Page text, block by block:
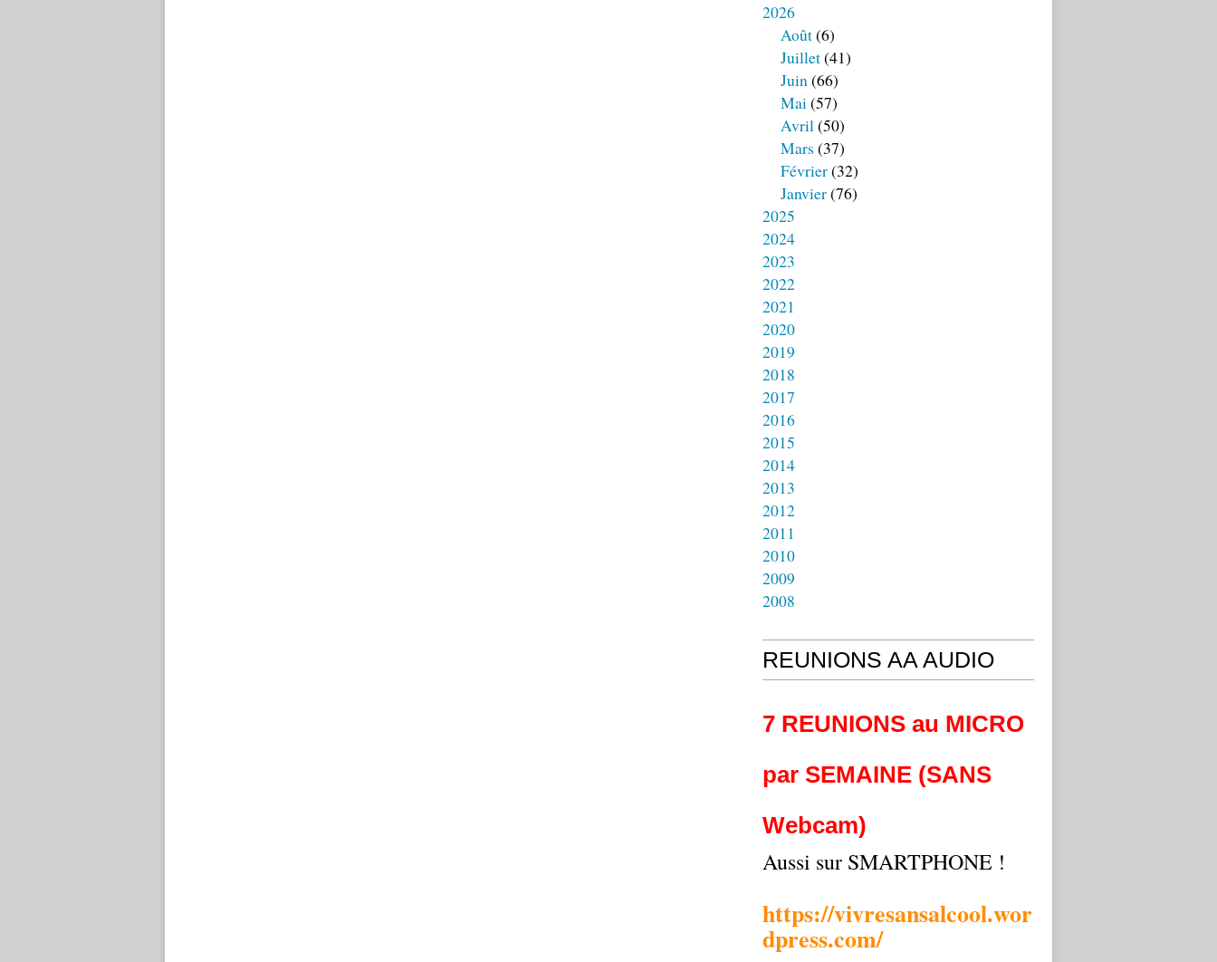
2026
Août(6)
Juillet(41)
Juin(66)
Mai(57)
Avril(50)
Mars (37)
Février(32)
Janvier(76)
2025
2024
2023
2022
2021
2020
2019
2018
2017
2016
2015
2014
2013
2012
2011
2010
2009
2008
REUNIONS AA AUDIO
7 REUNIONS au MICRO
par SEMAINE (SANS
Webcam)
Aussi sur SMARTPHONE !
https://vivresansalcool.wor
dpress.com/